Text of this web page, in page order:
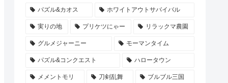
パズル&カオス ホワイトアウトサバイバル
実りの地 プリケツにゃー リラックマ農園
グルメジャーニー モーマンタイム
パズル&コンクエスト ハロータウン
メメントモリ 刀剣乱舞 ブルブル三国